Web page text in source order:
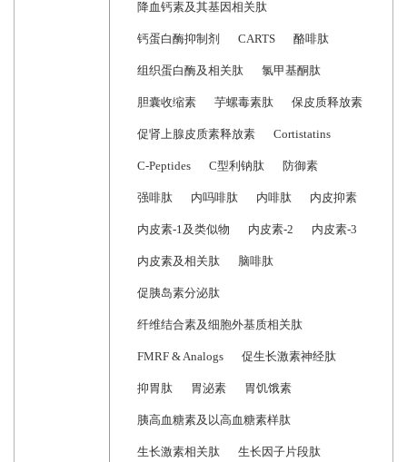
降血钙素及其基因相关肽
钙蛋白酶抑制剂 CARTS 酪啡肽
组织蛋白酶及相关肽 氯甲基酮肽
胆囊收缩素 芋螺毒素肽 保皮质释放素
促肾上腺皮质素释放素 Cortistatins
C-Peptides C型利钠肽 防御素
强啡肽 内吗啡肽 内啡肽 内皮抑素
内皮素-1及类似物 内皮素-2 内皮素-3
内皮素及相关肽 脑啡肽
促胰岛素分泌肽
纤维结合素及细胞外基质相关肽
FMRF & Analogs 促生长激素神经肽
抑胃肽 胃泌素 胃饥饿素
胰高血糖素及以高血糖素样肽
生长激素相关肽 生长因子片段肽